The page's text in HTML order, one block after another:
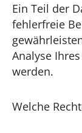
Ein Teil der
fehlerfreie
Analyse
werden.
Welche